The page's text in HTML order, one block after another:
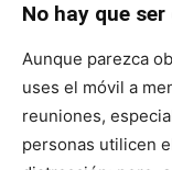
No hay que
Aunque parezca
uses el móvil a
reuniones,
personas utilicen